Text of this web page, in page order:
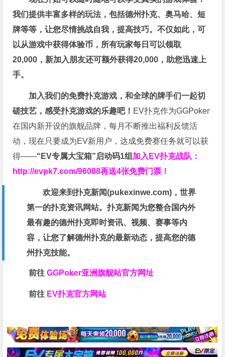
我们提供丰富多样的玩法，包括德州扑克、奥马哈、短
牌等等，让您尽情挑战自我，提高技巧。不仅如此，可
以从游戏中获得体验币，所有玩家每日可以领取
20,000，新加入朋友还可额外获得20,000，助您迅速上
手。
加入我们的免费扑克游戏，和全球的牌手们一起切
磋技艺，感受扑克游戏的乐趣吧！ EV扑克作为GGPoker
在国内新开设的旗舰品牌，每月不断推出福利反馈活
动，现在只要成为EV新用户，达成免费赛任务就可以获
得——“EV专属大宝箱”启动码1组 加入EV扑克战队：
http://evpk7.com/96088再送4张免费门票！
欢迎来到扑克新闻(pukexinwe.com)，世界
第一的扑克资讯网站。扑克新闻为您整合国内外
最有趣的德州扑克即时资讯、视频、赛事等内
容，让您了解德州扑克的最新动态，提高您的德
州扑克技能。
前往GGPoker亚洲旗舰站官方网址
前往 EV扑克官方网站